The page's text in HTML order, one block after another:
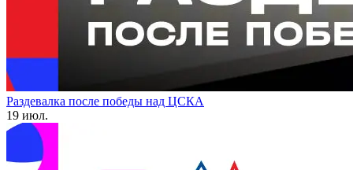
Раздевалка после победы над ЦСКА
19 июл.